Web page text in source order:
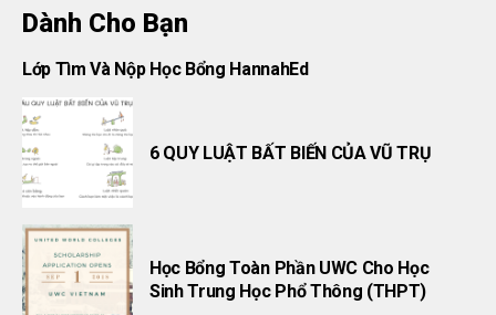
Dành Cho Bạn
Lớp Tìm Và Nộp Học Bổng HannahEd
6 QUY LUẬT BẤT BIẾN CỦA VŨ TRỤ
Học Bổng Toàn Phần UWC Cho Học
Sinh Trung Học Phổ Thông (THPT)